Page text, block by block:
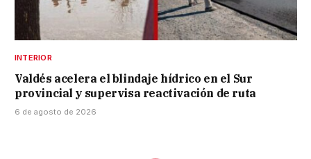
INTERIOR
Valdés acelera el blindaje hídrico en el Sur
provincial y supervisa reactivación de ruta
6 de agosto de 2026